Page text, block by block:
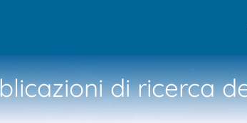
di ricerca